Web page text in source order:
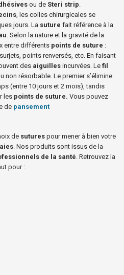
ou de Steri strip.
, les colles chirurgicales se
jours. La suture fait référence à la
. Selon la nature et la gravité de la
entre différents points de suture :
points renversés, etc. En faisant
des aiguilles incurvées. Le fil
non résorbable. Le premier s’élimine
(entre 10 jours et 2 mois), tandis
les points de suture. Vous pouvez
de pansement
de sutures pour mener à bien votre
. Nos produits sont issus de la
de la santé. Retrouvez la
pour :